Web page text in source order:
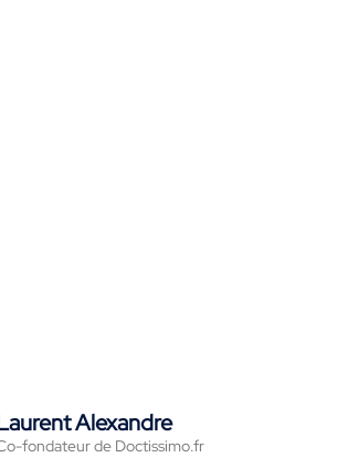
Alexandre
fondateur de Doctissimo.fr